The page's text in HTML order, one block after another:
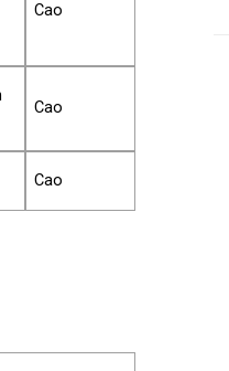
Cao
Cao
Cao